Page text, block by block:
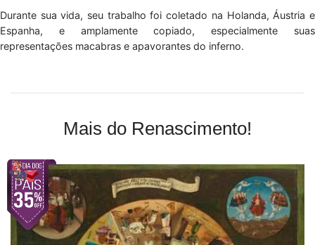
Durante sua vida, seu trabalho foi coletado na Holanda, Áustria e
Espanha, e amplamente copiado, especialmente suas
representações macabras e apavorantes do inferno.
Mais do Renascimento!